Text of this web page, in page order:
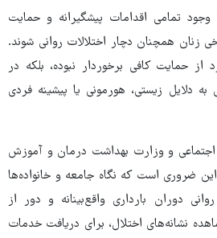
تمامی اقدامات پیشگیرانه و حمایت
زنان همچنان دچار اختلالات روانی شوند.
حمایت کافی برخوردار نبوده، بلکه در
دلایل زیستی، هورمونی یا پیشینه فردی
و وزارت بهداشت درمان و آموزش
ضروری است که نگاه جامعه و خانواده‌ها
دوران بارداری واقع‌بینانه و دور از
نشانه‌های اختلال، برای دریافت خدمات